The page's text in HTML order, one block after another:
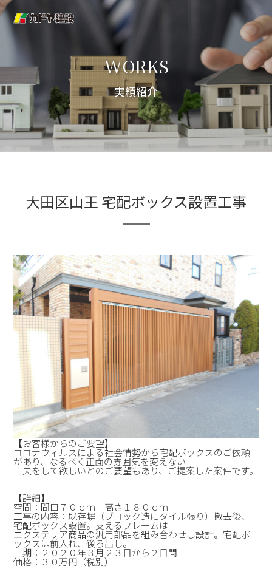
WORKS
実績紹介
大田区山王 宅配ボックス設置工事
【お客様からのご要望】
コロナウィルスによる社会情勢から宅配ボックスのご依頼
があり、なるべく正面の雰囲気を変えない
工夫をして欲しいとのご要望もあり、ご提案した案件です。
【詳細】
空間：間口７０ｃｍ 高さ１８０ｃｍ
工事の内容：既存塀（ブロック造にタイル張り）撤去後、
宅配ボックス設置。支えるフレームは
エクステリア商品の汎用部品を組み合わせし設計。宅配ボ
ックスは前入れ、後ろ出し。
工期：２０２０年３月２３日から２日間
価格：３０万円（税別）